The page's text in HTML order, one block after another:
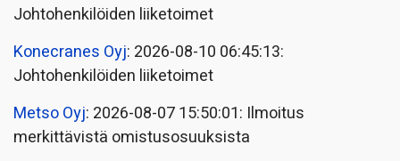
Johtohenkilöiden liiketoimet
Konecranes Oyj: 2026-08-10 06:45:13:
Johtohenkilöiden liiketoimet
Metso Oyj: 2026-08-07 15:50:01: Ilmoitus
merkittävistä omistusosuuksista